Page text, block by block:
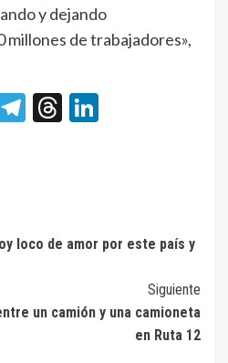
y dejando
millones de trabajadores»,
Telegram
Threads
loco de amor por este país y
Siguiente
un camión y una camioneta
en Ruta 12